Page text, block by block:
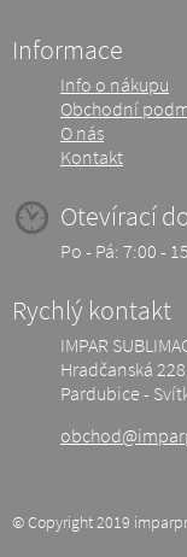
Informace
Info o nákupu
Obchodní
O nás
Kontakt
Otevírací
Po - Pá: 7:00 -
Rychlý kontakt
IMPAR
Hradčanská
Pardubice -
© Copyright 2019